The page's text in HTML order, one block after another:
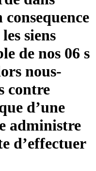
siens
de nos 06 s
nous-
contre
d’une
administre
d’effectuer